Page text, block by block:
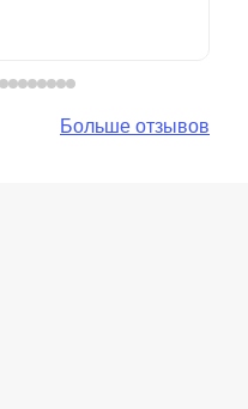
Больше отзывов